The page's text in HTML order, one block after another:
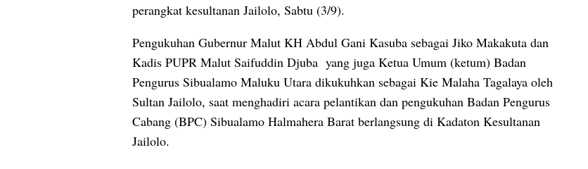
perangkat kesultanan Jailolo, Sabtu (3/9).
Pengukuhan Gubernur Malut KH Abdul Gani Kasuba sebagai Jiko Makakuta dan
Kadis PUPR Malut Saifuddin Djuba yang juga Ketua Umum (ketum) Badan
Pengurus Sibualamo Maluku Utara dikukuhkan sebagai Kie Malaha Tagalaya oleh
Sultan Jailolo, saat menghadiri acara pelantikan dan pengukuhan Badan Pengurus
Cabang (BPC) Sibualamo Halmahera Barat berlangsung di Kadaton Kesultanan
Jailolo.